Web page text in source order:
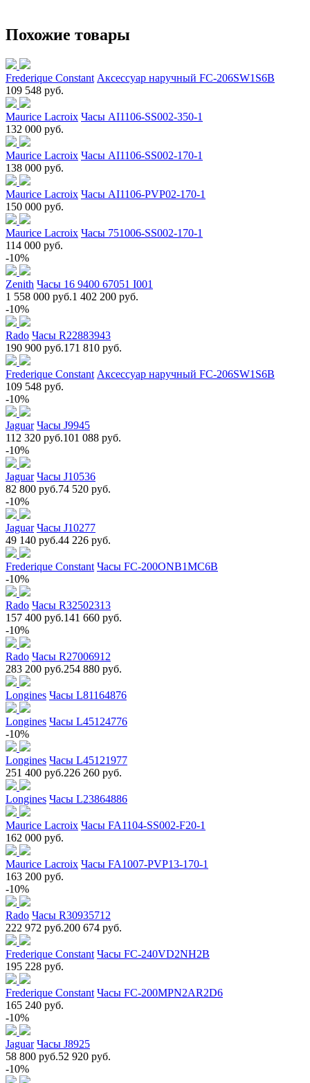
Похожие товары
Frederique Constant Аксессуар наручный FC-206SW1S6B
109 548 руб.
Maurice Lacroix Часы AI1106-SS002-350-1
132 000 руб.
Maurice Lacroix Часы AI1106-SS002-170-1
138 000 руб.
Maurice Lacroix Часы AI1106-PVP02-170-1
150 000 руб.
Maurice Lacroix Часы 751006-SS002-170-1
114 000 руб.
-10%
Zenith Часы 16 9400 67051 I001
1 558 000 руб.1 402 200 руб.
-10%
Rado Часы R22883943
190 900 руб.171 810 руб.
Frederique Constant Аксессуар наручный FC-206SW1S6B
109 548 руб.
-10%
Jaguar Часы J9945
112 320 руб.101 088 руб.
-10%
Jaguar Часы J10536
82 800 руб.74 520 руб.
-10%
Jaguar Часы J10277
49 140 руб.44 226 руб.
Frederique Constant Часы FC-200ONB1MC6B
-10%
Rado Часы R32502313
157 400 руб.141 660 руб.
-10%
Rado Часы R27006912
283 200 руб.254 880 руб.
Longines Часы L81164876
Longines Часы L45124776
-10%
Longines Часы L45121977
251 400 руб.226 260 руб.
Longines Часы L23864886
Maurice Lacroix Часы FA1104-SS002-F20-1
162 000 руб.
Maurice Lacroix Часы FA1007-PVP13-170-1
163 200 руб.
-10%
Rado Часы R30935712
222 972 руб.200 674 руб.
Frederique Constant Часы FC-240VD2NH2B
195 228 руб.
Frederique Constant Часы FC-200MPN2AR2D6
165 240 руб.
-10%
Jaguar Часы J8925
58 800 руб.52 920 руб.
-10%